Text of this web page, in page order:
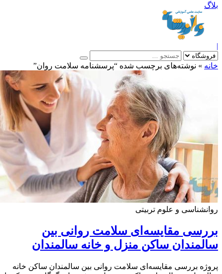
»نوشته‌های برچسب شده “پرسشنامه سلامت روان”
و علوم تربیتی
مقایسه‌ای سلامت روانی بین
ساکن منزل و خانه سالمندان
بررسی مقایسه‌ای سلامت روانی بین سالمندان ساکن خانه